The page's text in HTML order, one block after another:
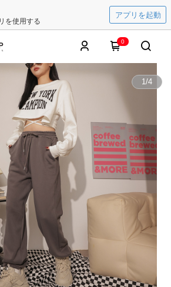
を使用する
アプリを起動
0
1/4